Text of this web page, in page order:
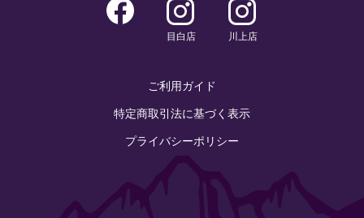
目白店 川上店
ご利用ガイド
特定商取引法に基づく表示
プライバシーポリシー